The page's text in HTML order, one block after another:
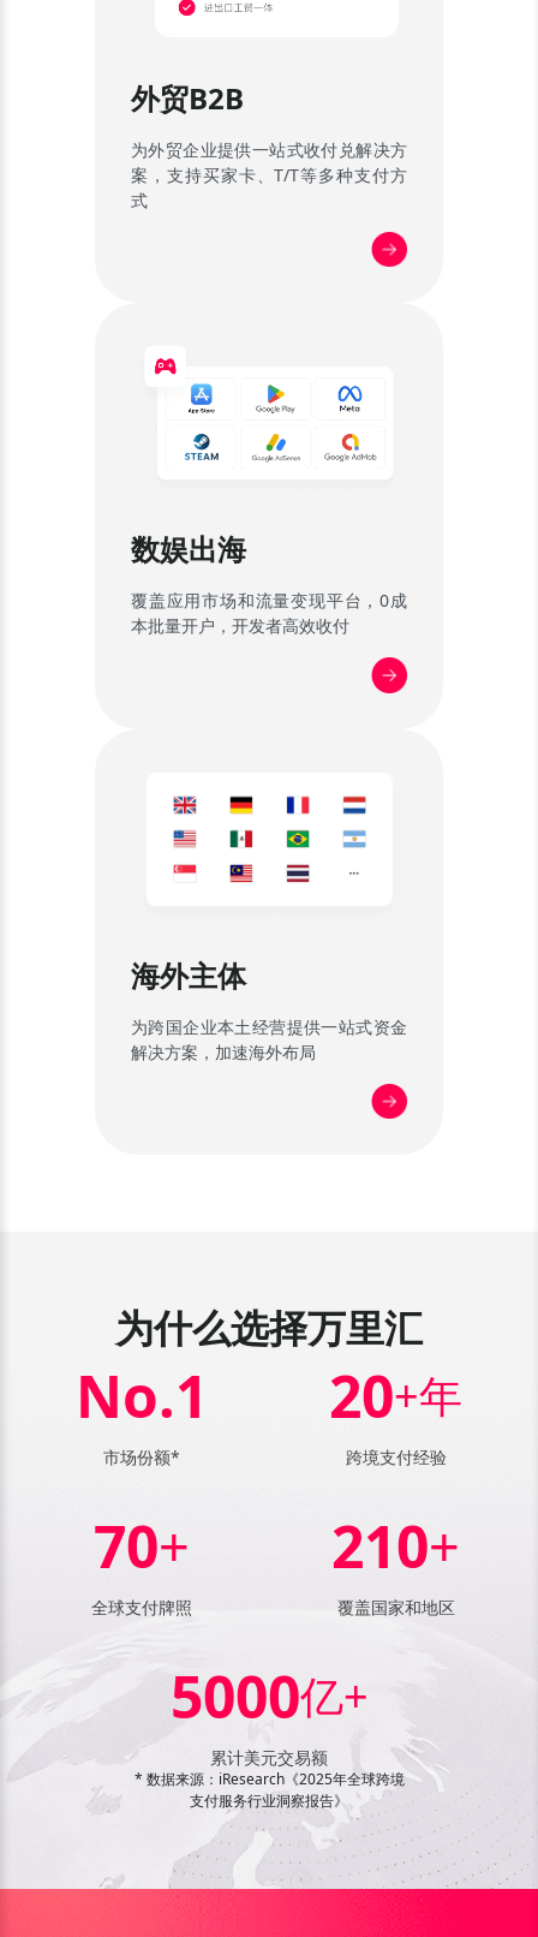
外贸B2B
为外贸企业提供一站式收付兑解决方
案，支持买家卡、T/T等多种支付方
式
数娱出海
覆盖应用市场和流量变现平台，0成
本批量开户，开发者高效收付
海外主体
为跨国企业本土经营提供一站式资金
解决方案，加速海外布局
为什么选择万里汇
1
No.
市场份额*
20+年
跨境支付经验
70+
全球支付牌照
210+
覆盖国家和地区
5000亿+
累计美元交易额
* 数据来源：iResearch《2025年全球跨境
支付服务行业洞察报告》